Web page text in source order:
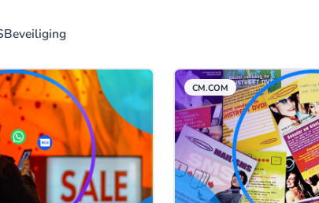
Beveiliging
CM.COM